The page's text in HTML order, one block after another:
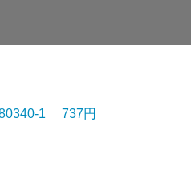
1 737円